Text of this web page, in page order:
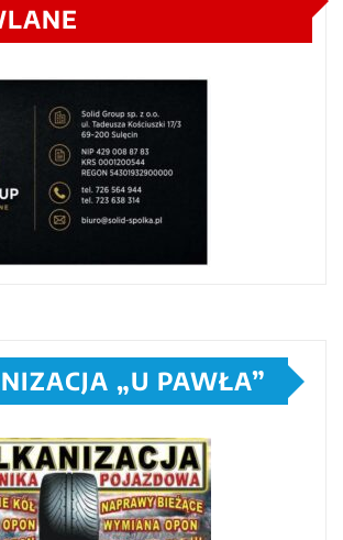
„U PAWŁA”